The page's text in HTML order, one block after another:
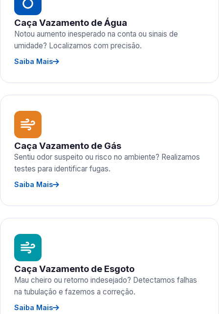
Caça Vazamento de Água
Notou aumento inesperado na conta ou sinais de
umidade? Localizamos com precisão.
Saiba Mais
Caça Vazamento de Gás
Sentiu odor suspeito ou risco no ambiente? Realizamos
testes para identificar fugas.
Saiba Mais
Caça Vazamento de Esgoto
Mau cheiro ou retorno indesejado? Detectamos falhas
na tubulação e fazemos a correção.
Saiba Mais